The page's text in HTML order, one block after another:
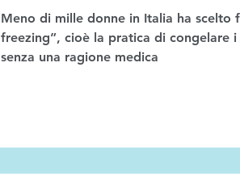
Meno di mille donne in Italia ha scelto
freezing”, cioè la pratica di congelare
senza una ragione medica